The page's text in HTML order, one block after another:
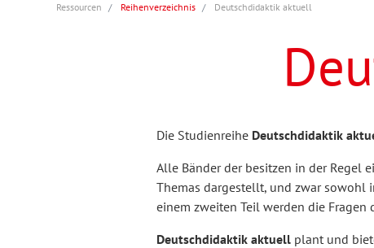
Archäologie
Berufs- und Wirtschaftspädagogik
Arbeitsmarktforschung
Organisationsentwicklung
Außenwirtschaft
berufsbildung
Ressourcen Reihenverzeichnis Deutschdidaktik aktuell
Die Studienreihe Deutschdidaktik
Alle Bänder der besitzen in der Regel
Themas dargestellt, und zwar sowohl
einem zweiten Teil werden die
Deutschdidaktik aktuellplant und